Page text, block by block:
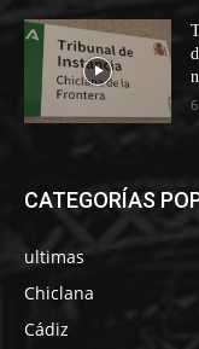
CATEGORÍAS
ultimas
Chiclana
Cádiz